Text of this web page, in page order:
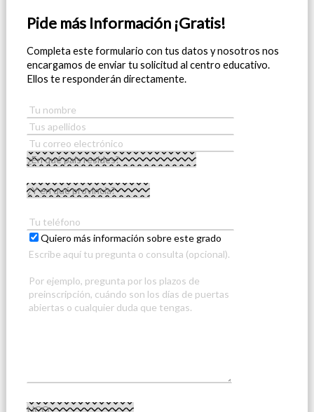
Pide más Información ¡Gratis!
Completa este formulario con tus datos y nosotros nos
encargamos de enviar tu solicitud al centro educativo.
Ellos te responderán directamente.
Quiero más información sobre este grado